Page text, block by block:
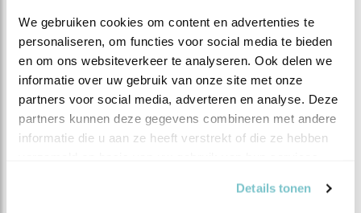
We gebruiken cookies om content en advertenties te
personaliseren, om functies voor social media te bieden
en om ons websiteverkeer te analyseren. Ook delen we
informatie over uw gebruik van onze site met onze
partners voor social media, adverteren en analyse. Deze
partners kunnen deze gegevens combineren met andere
informatie die u aan ze heeft verstrekt of die ze hebben
Details tonen
DEEL DIT FILMPJE
de roep van een raaf